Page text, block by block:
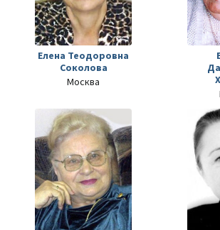
Елена Теодоровна
Соколова
Москва